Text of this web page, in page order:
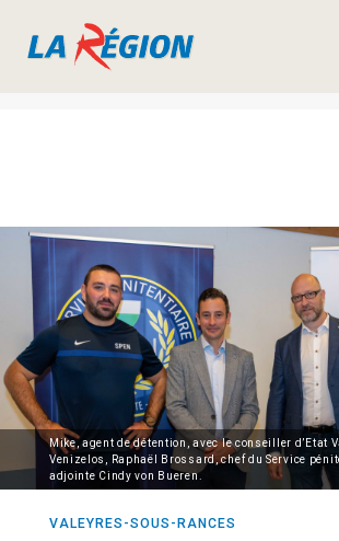
Mike, agent de détention, avec le conseiller d’Etat
Venizelos, Raphaël Brossard, chef du Service
adjointe Cindy von Bueren.
VALEYRES-SOUS-RANCES